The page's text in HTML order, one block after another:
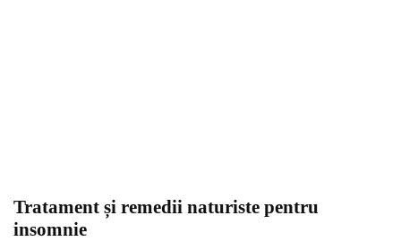
Tratament și remedii naturiste pentru
insomnie